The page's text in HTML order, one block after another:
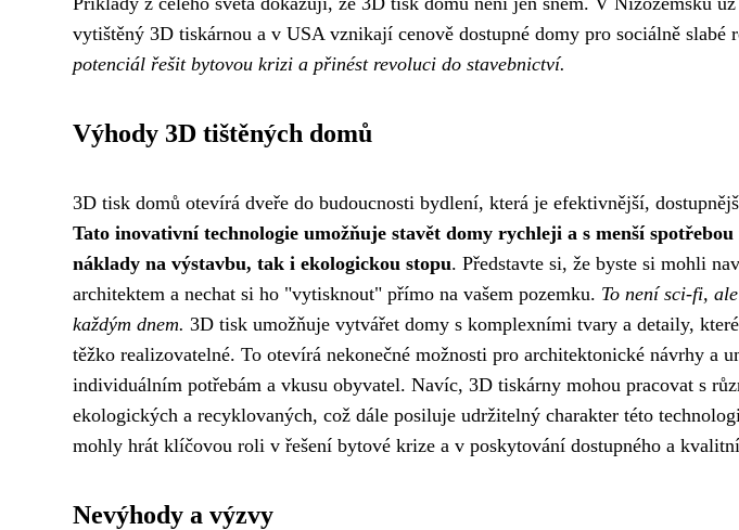
vytištěný 3D tiskárnou a v USA vznikají cenově dostupné domy pro sociálně slabé
potenciál řešit bytovou krizi a přinést revoluci do stavebnictví.
Výhody 3D tištěných domů
3D tisk domů otevírá dveře do budoucnosti bydlení, která je efektivnější,
Tato inovativní technologie umožňuje stavět domy rychleji a s menší
náklady na výstavbu, tak i ekologickou stopu. Představte si, že byste si mohli
architektem a nechat si ho "vytisknout" přímo na vašem pozemku. To není sci-fi,
každým dnem. 3D tisk umožňuje vytvářet domy s komplexními tvary a detaily,
těžko realizovatelné. To otevírá nekonečné možnosti pro architektonické návrhy a
individuálním potřebám a vkusu obyvatel. Navíc, 3D tiskárny mohou pracovat s
ekologických a recyklovaných, což dále posiluje udržitelný charakter této
mohly hrát klíčovou roli v řešení bytové krize a v poskytování dostupného a
Nevýhody a výzvy